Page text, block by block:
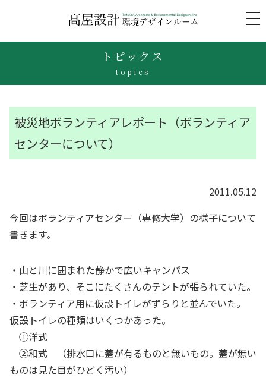
トピックス
topics
被災地ボランティアレポート（ボランティア
センターについて）
2011.05.12
今回はボランティアセンター（専修大学）の様子について
書きます。
・山と川に囲まれた静かで広いキャンパス
・芝生があり、そこにたくさんのテントが張られていた。
・ボランティア用に仮設トイレがずらりと並んでいた。
仮設トイレの種類はいくつかあった。
①洋式
②和式 （排水口に蓋が有るものと無いもの。蓋が無い
ものは見た目がひどく汚い）